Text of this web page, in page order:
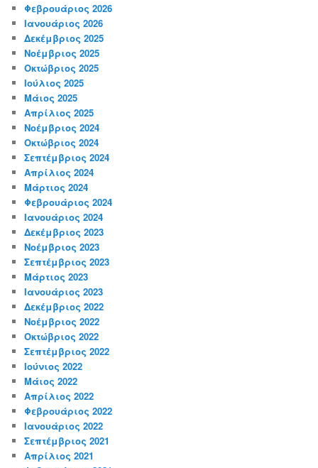
Φεβρουάριος 2026
Ιανουάριος 2026
Δεκέμβριος 2025
Νοέμβριος 2025
Οκτώβριος 2025
Ιούλιος 2025
Μάιος 2025
Απρίλιος 2025
Νοέμβριος 2024
Οκτώβριος 2024
Σεπτέμβριος 2024
Απρίλιος 2024
Μάρτιος 2024
Φεβρουάριος 2024
Ιανουάριος 2024
Δεκέμβριος 2023
Νοέμβριος 2023
Σεπτέμβριος 2023
Μάρτιος 2023
Ιανουάριος 2023
Δεκέμβριος 2022
Νοέμβριος 2022
Οκτώβριος 2022
Σεπτέμβριος 2022
Ιούνιος 2022
Μάιος 2022
Απρίλιος 2022
Φεβρουάριος 2022
Ιανουάριος 2022
Σεπτέμβριος 2021
Απρίλιος 2021